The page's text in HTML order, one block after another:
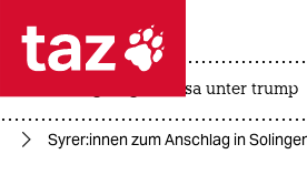
 taz zahl ich
taz zahl ich
usa unter trump
Sy­re­r:in­nen zum Anschlag in